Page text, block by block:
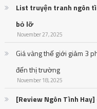
List truyện tranh ngôn
bỏ lỡ
November 27, 2025
Giá vàng thế giới giảm 3
đến thị trường
November 18, 2025
[Review Ngôn Tình